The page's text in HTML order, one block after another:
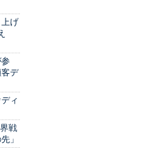
げ
デ
ィ
戦
」